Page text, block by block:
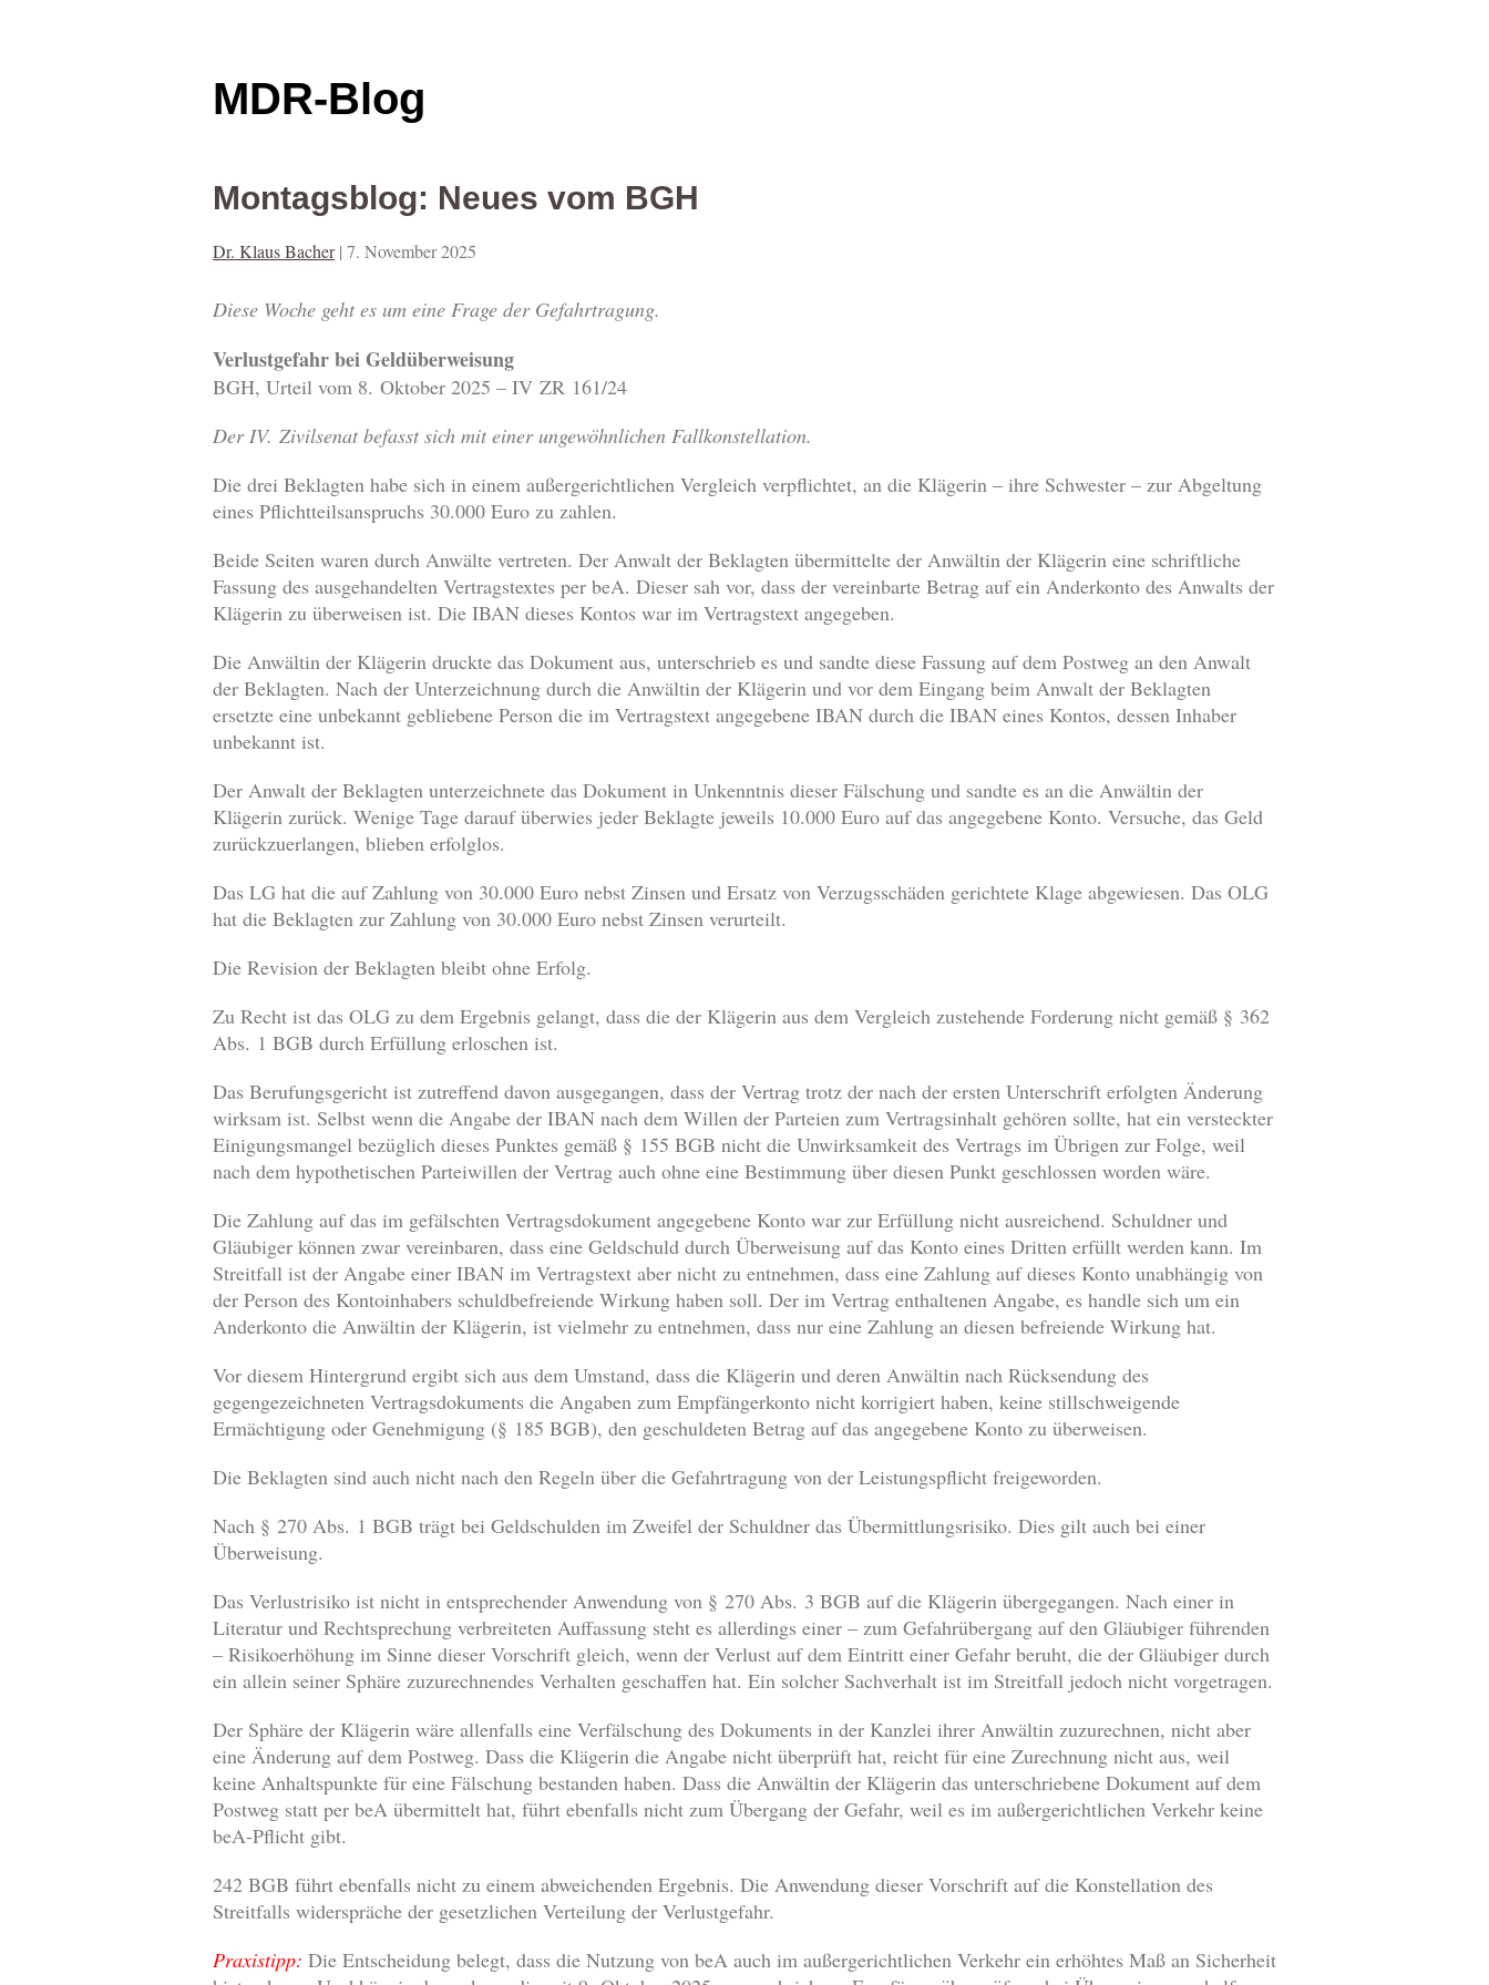
MDR-Blog
Montagsblog: Neues vom BGH
Dr. Klaus Bacher | 7. November 2025
Diese Woche geht es um eine Frage der Gefahrtragung.
Verlustgefahr bei Geldüberweisung
BGH, Urteil vom 8. Oktober 2025 – IV ZR 161/24
Der IV. Zivilsenat befasst sich mit einer ungewöhnlichen Fallkonstellation.
Die drei Beklagten habe sich in einem außergerichtlichen Vergleich verpflichtet, an die Klägerin – ihre Schwester – zur Abgeltung
eines Pflichtteilsanspruchs 30.000 Euro zu zahlen.
Beide Seiten waren durch Anwälte vertreten. Der Anwalt der Beklagten übermittelte der Anwältin der Klägerin eine schriftliche
Fassung des ausgehandelten Vertragstextes per beA. Dieser sah vor, dass der vereinbarte Betrag auf ein Anderkonto des Anwalts der
Klägerin zu überweisen ist. Die IBAN dieses Kontos war im Vertragstext angegeben.
Die Anwältin der Klägerin druckte das Dokument aus, unterschrieb es und sandte diese Fassung auf dem Postweg an den Anwalt
der Beklagten. Nach der Unterzeichnung durch die Anwältin der Klägerin und vor dem Eingang beim Anwalt der Beklagten
ersetzte eine unbekannt gebliebene Person die im Vertragstext angegebene IBAN durch die IBAN eines Kontos, dessen Inhaber
unbekannt ist.
Der Anwalt der Beklagten unterzeichnete das Dokument in Unkenntnis dieser Fälschung und sandte es an die Anwältin der
Klägerin zurück. Wenige Tage darauf überwies jeder Beklagte jeweils 10.000 Euro auf das angegebene Konto. Versuche, das Geld
zurückzuerlangen, blieben erfolglos.
Das LG hat die auf Zahlung von 30.000 Euro nebst Zinsen und Ersatz von Verzugsschäden gerichtete Klage abgewiesen. Das OLG
hat die Beklagten zur Zahlung von 30.000 Euro nebst Zinsen verurteilt.
Die Revision der Beklagten bleibt ohne Erfolg.
Zu Recht ist das OLG zu dem Ergebnis gelangt, dass die der Klägerin aus dem Vergleich zustehende Forderung nicht gemäß § 362
Abs. 1 BGB durch Erfüllung erloschen ist.
Das Berufungsgericht ist zutreffend davon ausgegangen, dass der Vertrag trotz der nach der ersten Unterschrift erfolgten Änderung
wirksam ist. Selbst wenn die Angabe der IBAN nach dem Willen der Parteien zum Vertragsinhalt gehören sollte, hat ein versteckter
Einigungsmangel bezüglich dieses Punktes gemäß § 155 BGB nicht die Unwirksamkeit des Vertrags im Übrigen zur Folge, weil
nach dem hypothetischen Parteiwillen der Vertrag auch ohne eine Bestimmung über diesen Punkt geschlossen worden wäre.
Die Zahlung auf das im gefälschten Vertragsdokument angegebene Konto war zur Erfüllung nicht ausreichend. Schuldner und
Gläubiger können zwar vereinbaren, dass eine Geldschuld durch Überweisung auf das Konto eines Dritten erfüllt werden kann. Im
Streitfall ist der Angabe einer IBAN im Vertragstext aber nicht zu entnehmen, dass eine Zahlung auf dieses Konto unabhängig von
der Person des Kontoinhabers schuldbefreiende Wirkung haben soll. Der im Vertrag enthaltenen Angabe, es handle sich um ein
Anderkonto die Anwältin der Klägerin, ist vielmehr zu entnehmen, dass nur eine Zahlung an diesen befreiende Wirkung hat.
Vor diesem Hintergrund ergibt sich aus dem Umstand, dass die Klägerin und deren Anwältin nach Rücksendung des
gegengezeichneten Vertragsdokuments die Angaben zum Empfängerkonto nicht korrigiert haben, keine stillschweigende
Ermächtigung oder Genehmigung (§ 185 BGB), den geschuldeten Betrag auf das angegebene Konto zu überweisen.
Die Beklagten sind auch nicht nach den Regeln über die Gefahrtragung von der Leistungspflicht freigeworden.
Nach § 270 Abs. 1 BGB trägt bei Geldschulden im Zweifel der Schuldner das Übermittlungsrisiko. Dies gilt auch bei einer
Überweisung.
Das Verlustrisiko ist nicht in entsprechender Anwendung von § 270 Abs. 3 BGB auf die Klägerin übergegangen. Nach einer in
Literatur und Rechtsprechung verbreiteten Auffassung steht es allerdings einer – zum Gefahrübergang auf den Gläubiger führenden
– Risikoerhöhung im Sinne dieser Vorschrift gleich, wenn der Verlust auf dem Eintritt einer Gefahr beruht, die der Gläubiger durch
ein allein seiner Sphäre zuzurechnendes Verhalten geschaffen hat. Ein solcher Sachverhalt ist im Streitfall jedoch nicht vorgetragen.
Der Sphäre der Klägerin wäre allenfalls eine Verfälschung des Dokuments in der Kanzlei ihrer Anwältin zuzurechnen, nicht aber
eine Änderung auf dem Postweg. Dass die Klägerin die Angabe nicht überprüft hat, reicht für eine Zurechnung nicht aus, weil
keine Anhaltspunkte für eine Fälschung bestanden haben. Dass die Anwältin der Klägerin das unterschriebene Dokument auf dem
Postweg statt per beA übermittelt hat, führt ebenfalls nicht zum Übergang der Gefahr, weil es im außergerichtlichen Verkehr keine
beA-Pflicht gibt.
242 BGB führt ebenfalls nicht zu einem abweichenden Ergebnis. Die Anwendung dieser Vorschrift auf die Konstellation des
Streitfalls widerspräche der gesetzlichen Verteilung der Verlustgefahr.
Praxistipp: Die Entscheidung belegt, dass die Nutzung von beA auch im außergerichtlichen Verkehr ein erhöhtes Maß an Sicherheit